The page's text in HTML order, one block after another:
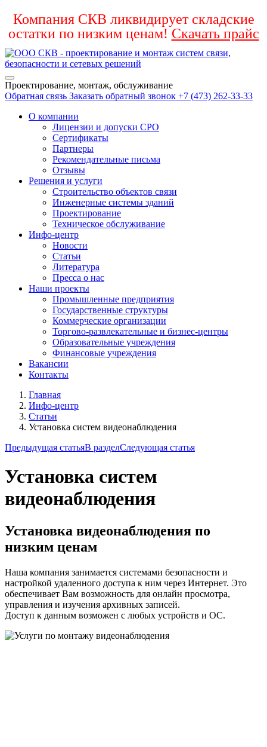
Компания СКВ ликвидирует складские
остатки по низким ценам! Скачать прайс
Проектирование, монтаж, обслуживание
Обратная связь Заказать обратный звонок +7 (473) 262-33-33
О компании
Лицензии и допуски СРО
Сертификаты
Партнеры
Рекомендательные письма
Отзывы
Решения и услуги
Строительство объектов связи
Инженерные системы зданий
Проектирование
Техническое обслуживание
Инфо-центр
Новости
Статьи
Литература
Пресса о нас
Наши проекты
Промышленные предприятия
Государственные структуры
Коммерческие организации
Торгово-развлекательные и бизнес-центры
Образовательные учреждения
Финансовые учреждения
Вакансии
Контакты
Главная
Инфо-центр
Статьи
Установка систем видеонаблюдения
Предыдущая статьяВ разделСледующая статья
Установка систем
видеонаблюдения
Установка видеонаблюдения по
низким ценам
Наша компания занимается системами безопасности и
настройкой удаленного доступа к ним через Интернет. Это
обеспечивает Вам возможность для онлайн просмотра,
управления и изучения архивных записей.
Доступ к данным возможен с любых устройств и ОС.